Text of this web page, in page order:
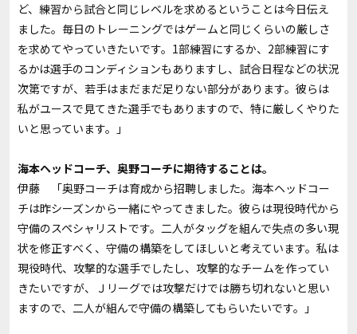
ど、練習から試合と同じレベルを求めるということは今日伝え
ました。毎日のトレーニングではゲームと同じくらいの厳しさ
を求めてやっていきたいです。1部練習にするか、2部練習にす
るかは選手のコンディションもありますし、試合日程などの状況
次第ですが、若手はまだまだ足りない部分があります。彼らは
私がユースで見てきた選手でもありますので、特に厳しくやりた
いと思っています。」
――海本ヘッドコーチ、奥野コーチに期待することは。
伊藤 「奥野コーチは育成から招聘しました。海本ヘッドコー
チは昨シーズンから一緒にやってきました。彼らは現役時代から
守備のスペシャリストです。二人がタッグを組んで失点の多い現
状を修正すべく、守備の構築をしてほしいと考えています。私は
現役時代、攻撃的な選手でしたし、攻撃的なチームを作ってい
きたいですが、Ｊリーグでは攻撃だけでは勝ち切れないと思い
ますので、二人が組んで守備の構築してもらいたいです。」